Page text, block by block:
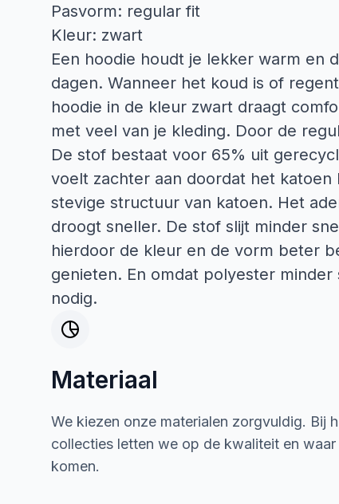
Pasvorm: regular fit
Kleur: zwart
Een hoodie houdt je lekker warm en
dagen. Wanneer het koud is of
hoodie in de kleur zwart draagt
met veel van je kleding. Door de
De stof bestaat voor 65% uit
voelt zachter aan doordat het
stevige structuur van katoen. Het
droogt sneller. De stof slijt minder
hierdoor de kleur en de vorm beter
genieten. En omdat polyester
nodig.
Materiaal
We kiezen onze materialen zorgvuldig. Bij
collecties letten we op de kwaliteit en waar
komen.